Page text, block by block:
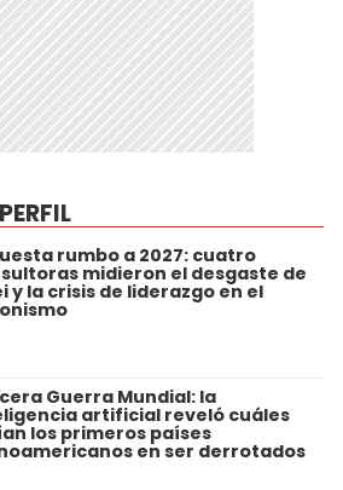
rumbo a 2027: cuatro
midieron el desgaste de
y la crisis de liderazgo en el
Guerra Mundial: la
artificial reveló cuáles
los primeros países
en ser derrotados